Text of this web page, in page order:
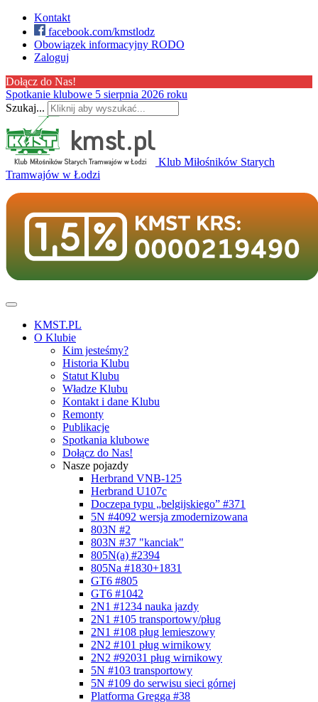
Kontakt
facebook.com/kmstlodz
Obowiązek informacyjny RODO
Zaloguj
Dołącz do Nas!
Spotkanie klubowe 5 sierpnia 2026 roku
Szukaj...
Klub Miłośników Starych
Tramwajów w Łodzi
KMST.PL
O Klubie
Kim jesteśmy?
Historia Klubu
Statut Klubu
Władze Klubu
Kontakt i dane Klubu
Remonty
Publikacje
Spotkania klubowe
Dołącz do Nas!
Nasze pojazdy
Herbrand VNB-125
Herbrand U107c
Doczepa typu „belgijskiego” #371
5N #4092 wersja zmodernizowana
803N #2
803N #37 "kanciak"
805N(a) #2394
805Na #1830+1831
GT6 #805
GT6 #1042
2N1 #1234 nauka jazdy
2N1 #105 transportowy/pług
2N1 #108 pług lemieszowy
2N2 #101 pług wirnikowy
2N2 #92031 pług wirnikowy
5N #103 transportowy
5N #109 do serwisu sieci górnej
Platforma Gregga #38